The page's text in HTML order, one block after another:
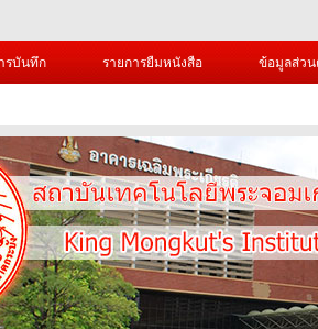
รบันทึก รายการยืมหนังสือ ข้อมูลส่ว